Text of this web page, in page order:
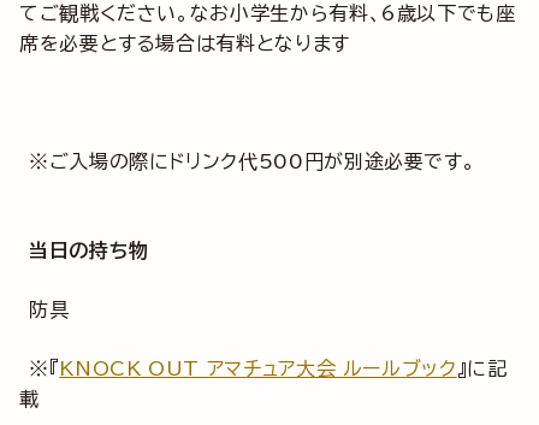
てご観戦ください。なお小学生から有料、6歳以下でも座
席を必要とする場合は有料となります
※ご入場の際にドリンク代500円が別途必要です。
当日の持ち物
防具
※『 KNOCK OUT アマチュア大会 ルールブック 』に記
載